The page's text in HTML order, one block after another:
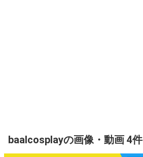
baalcosplayの画像・動画 4件